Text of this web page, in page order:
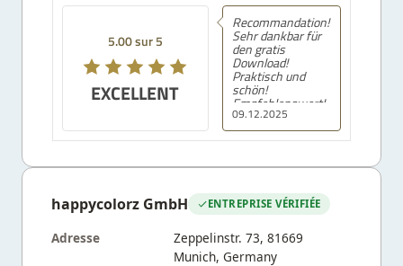
5.00 sur 5
EXCELLENT
09.12.2025
Recommandation!
Sehr dankbar für
den gratis
Download!
Praktisch und
schön!
Empfehlenswert!
happycolorz GmbH ENTREPRISE VÉRIFIÉE
Adresse
Zeppelinstr. 73, 81669
Munich, Germany